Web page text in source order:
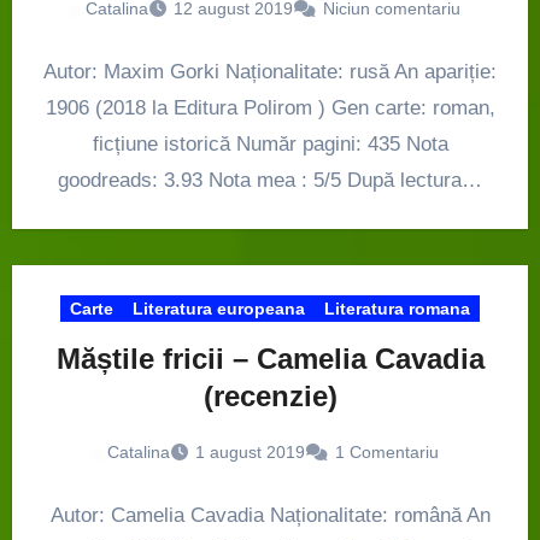
Catalina 12 august 2019 Niciun comentariu
Autor: Maxim Gorki Naționalitate: rusă An apariție:
1906 (2018 la Editura Polirom ) Gen carte: roman,
ficțiune istorică Număr pagini: 435 Nota
goodreads: 3.93 Nota mea : 5/5 După lectura…
Carte Literatura europeana Literatura romana
Măștile fricii – Camelia Cavadia
(recenzie)
Catalina 1 august 2019 1 Comentariu
Autor: Camelia Cavadia Naționalitate: română An